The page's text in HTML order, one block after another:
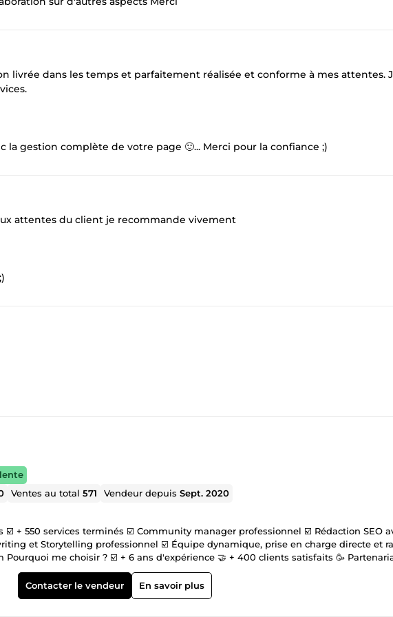
livrée dans les temps et parfaitement réalisée et conforme à mes attentes.
la gestion complète de votre page 🙂... Merci pour la confiance ;)
attentes du client je recommande vivement
Ventes au total571 Vendeur depuisSept. 2020
☑️ + 550 services terminés ☑️ Community manager professionnel ☑️ Rédaction SEO
et Storytelling professionnel ☑️ Équipe dynamique, prise en charge directe et
Pourquoi me choisir ? ☑️ + 6 ans d'expérience 🤝 + 400 clients satisfaits 🥳
🚨 Disponible 7j/7 Vous pouvez me contacter en cliquant sur le bouton :
d'échanger avec vous sur vos divers objectifs et sur la manière dont je pourrai vous
réussite de vos projets ✨
Contacter le vendeur En savoir plus